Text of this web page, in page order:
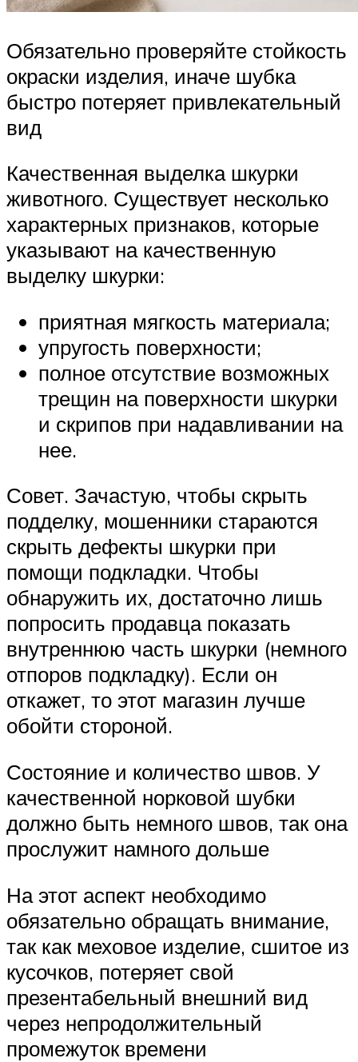
Обязательно проверяйте стойкость
окраски изделия, иначе шубка
быстро потеряет привлекательный
вид
Качественная выделка шкурки
животного. Существует несколько
характерных признаков, которые
указывают на качественную
выделку шкурки:
приятная мягкость материала;
упругость поверхности;
полное отсутствие возможных
трещин на поверхности шкурки
и скрипов при надавливании на
нее.
Совет. Зачастую, чтобы скрыть
подделку, мошенники стараются
скрыть дефекты шкурки при
помощи подкладки. Чтобы
обнаружить их, достаточно лишь
попросить продавца показать
внутреннюю часть шкурки (немного
отпоров подкладку). Если он
откажет, то этот магазин лучше
обойти стороной.
Состояние и количество швов. У
качественной норковой шубки
должно быть немного швов, так она
прослужит намного дольше
На этот аспект необходимо
обязательно обращать внимание,
так как меховое изделие, сшитое из
кусочков, потеряет свой
презентабельный внешний вид
через непродолжительный
промежуток времени